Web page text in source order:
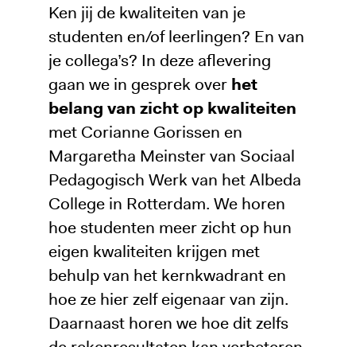
Ken jij de kwaliteiten van je
studenten en/of leerlingen? En van
je collega’s? In deze aflevering
gaan we in gesprek over het
belang van zicht op kwaliteiten
met Corianne Gorissen en
Margaretha Meinster van Sociaal
Pedagogisch Werk van het Albeda
College in Rotterdam. We horen
hoe studenten meer zicht op hun
eigen kwaliteiten krijgen met
behulp van het kernkwadrant en
hoe ze hier zelf eigenaar van zijn.
Daarnaast horen we hoe dit zelfs